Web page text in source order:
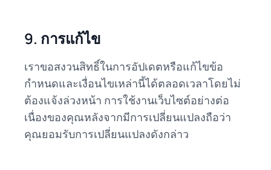
9. การแก้ไข
เราขอสงวนสิทธิ์ในการอัปเดตหรือแก้ไขข้อ
กำหนดและเงื่อนไขเหล่านี้ได้ตลอดเวลาโดยไม่
ต้องแจ้งล่วงหน้า การใช้งานเว็บไซต์อย่างต่อ
เนื่องของคุณหลังจากมีการเปลี่ยนแปลงถือว่า
คุณยอมรับการเปลี่ยนแปลงดังกล่าว